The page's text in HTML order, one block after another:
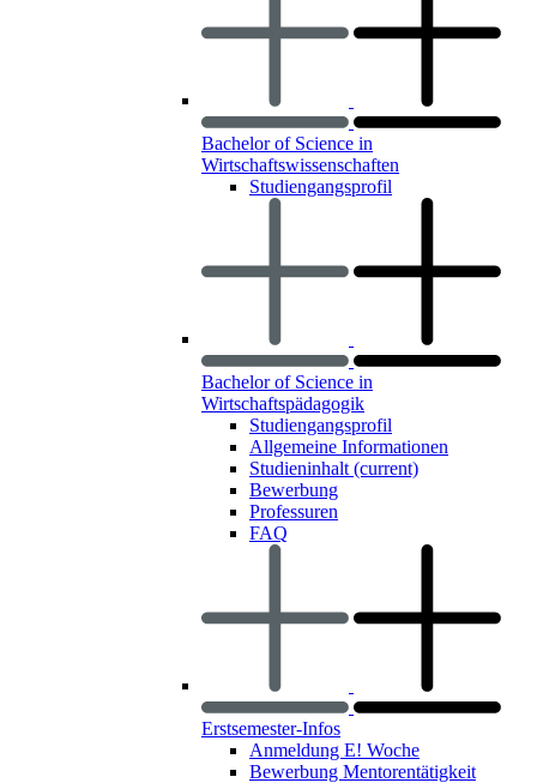
Bachelor of Science in
Wirtschaftswissenschaften
Studiengangsprofil
Bachelor of Science in
Wirtschaftspädagogik
Studiengangsprofil
Allgemeine Informationen
Studieninhalt (current)
Bewerbung
Professuren
FAQ
Erstsemester-Infos
Anmeldung E! Woche
Bewerbung Mentorentätigkeit